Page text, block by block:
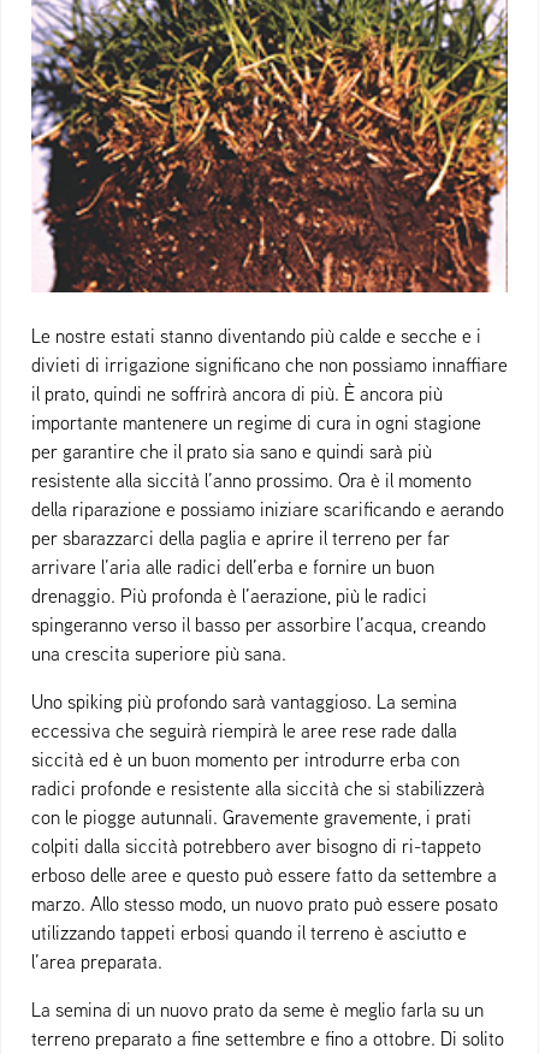
Le nostre estati stanno diventando più calde e secche e i
divieti di irrigazione significano che non possiamo innaffiare
il prato, quindi ne soffrirà ancora di più. È ancora più
importante mantenere un regime di cura in ogni stagione
per garantire che il prato sia sano e quindi sarà più
resistente alla siccità l’anno prossimo. Ora è il momento
della riparazione e possiamo iniziare scarificando e aerando
per sbarazzarci della paglia e aprire il terreno per far
arrivare l’aria alle radici dell’erba e fornire un buon
drenaggio. Più profonda è l’aerazione, più le radici
spingeranno verso il basso per assorbire l’acqua, creando
una crescita superiore più sana.
Uno spiking più profondo sarà vantaggioso. La semina
eccessiva che seguirà riempirà le aree rese rade dalla
siccità ed è un buon momento per introdurre erba con
radici profonde e resistente alla siccità che si stabilizzerà
con le piogge autunnali. Gravemente gravemente, i prati
colpiti dalla siccità potrebbero aver bisogno di ri-tappeto
erboso delle aree e questo può essere fatto da settembre a
marzo. Allo stesso modo, un nuovo prato può essere posato
utilizzando tappeti erbosi quando il terreno è asciutto e
l’area preparata.
La semina di un nuovo prato da seme è meglio farla su un
terreno preparato a fine settembre e fino a ottobre. Di solito